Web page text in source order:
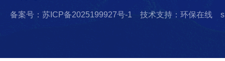
备案号：苏ICP备2025199927号-1 技术支持：环保在线